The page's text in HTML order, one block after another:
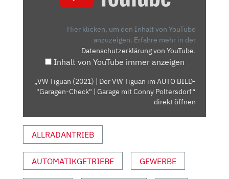
AUTO
BILD-
|
GARAGE
MIT
CONNY
Hier klicken, um den Inhalt von YouTube
anzuzeigen. Erfahre mehr in der
Datenschutzerklärung von YouTube.
Inhalt von YouTube immer anzeigen
„VW Tiguan (2021) | Der VW Tiguan im AUTO BILD-
"Garagen-Check" | Garage mit Conny Poltersdorf“
direkt öffnen
ALLRADANTRIEB
AUTOMATIKGETRIEBE GEWERBE